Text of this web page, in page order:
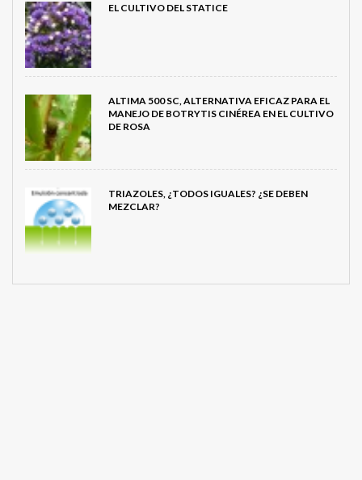
EL CULTIVO DEL STATICE
ALTIMA 500 SC, ALTERNATIVA EFICAZ PARA EL
MANEJO DE BOTRYTIS CINÉREA EN EL CULTIVO
DE ROSA
TRIAZOLES, ¿TODOS IGUALES? ¿SE DEBEN
MEZCLAR?